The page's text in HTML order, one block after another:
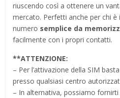
riuscendo così a ottenere un
mercato. Perfetti anche per chi è
numero semplice da
facilmente con i propri contatti.
**ATTENZIONE:
– Per l’attivazione della SIM
presso qualsiasi centro
– In alternativa, possiamo fornirti